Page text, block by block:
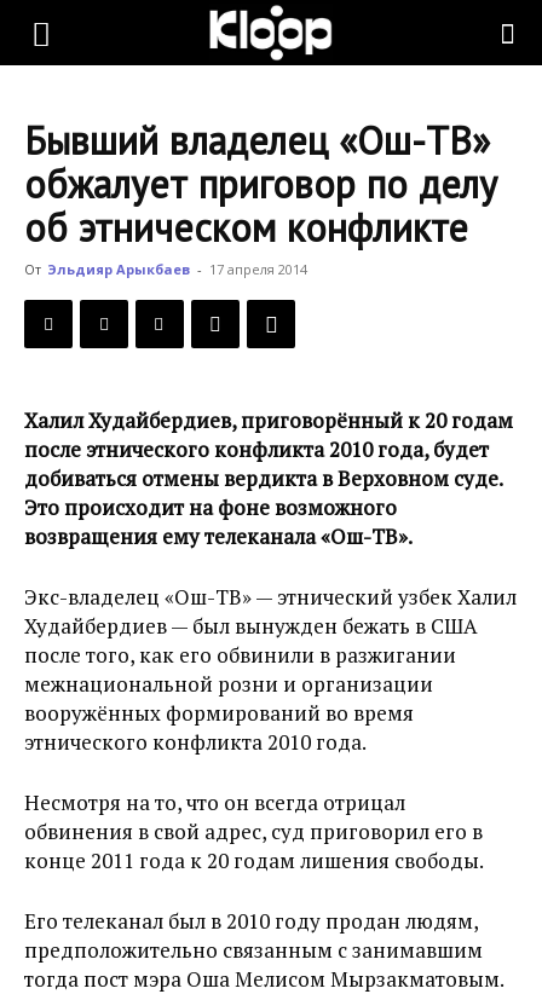
KLOOP.KG
Новости
Кыргызстана
Бывший владелец «Ош-ТВ»
обжалует приговор по делу
об этническом конфликте
От Эльдияр Арыкбаев - 17 апреля 2014
Халил Худайбердиев, приговорённый к 20 годам
после этнического конфликта 2010 года, будет
добиваться отмены вердикта в Верховном суде.
Это происходит на фоне возможного
возвращения ему телеканала «Ош-ТВ».
Экс-владелец «Ош-ТВ» — этнический узбек Халил
Худайбердиев — был вынужден бежать в США
после того, как его обвинили в разжигании
межнациональной розни и организации
вооружённых формирований во время
этнического конфликта 2010 года.
Несмотря на то, что он всегда отрицал
обвинения в свой адрес, суд приговорил его в
конце 2011 года к 20 годам лишения свободы.
Его телеканал был в 2010 году продан людям,
предположительно связанным с занимавшим
тогда пост мэра Оша Мелисом Мырзакматовым.